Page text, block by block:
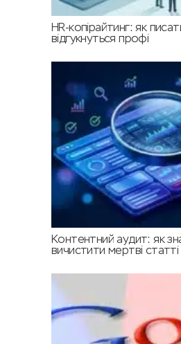
HR-копірайтинг: як
відгукнуться профі
Контентний аудит: як
вичистити мертві статті